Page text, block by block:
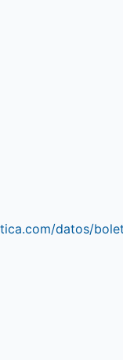
datos/